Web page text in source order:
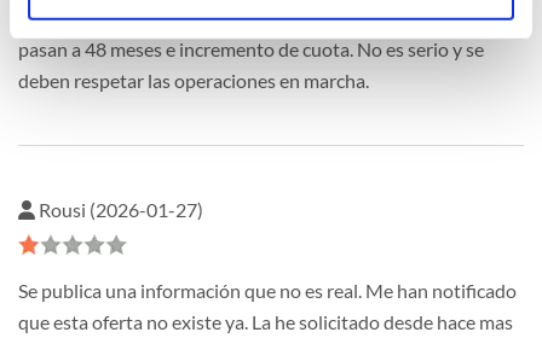
me dicen que la han eliminado por orden del proveedor y la
pasan a 48 meses e incremento de cuota. No es serio y se
deben respetar las operaciones en marcha.
Rousi (2026-01-27)
Se publica una información que no es real. Me han notificado
que esta oferta no existe ya. La he solicitado desde hace mas